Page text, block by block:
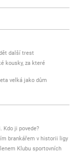
další trest
kousky, za které
velká jako dům
Kdo ji povede?
brankářem v historii ligy
Klubu sportovních